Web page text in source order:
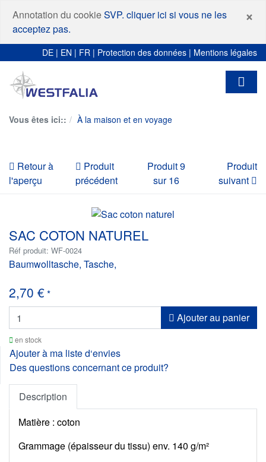
×
Annotation du cookieSVP. cliquer ici si vous ne les
acceptez pas.
DE | EN | FR | Protection des données | Mentions légales
Vous êtes ici:: À la maison et en voyage
Retour à
l'aperçu
Produit
précédent
Produit 9
sur 16
Produit
suivant
SAC COTON NATUREL
Réf produit: WF-0024
Baumwolltasche, Tasche,
2,70 €*
Ajouter au panier
en stock
Ajouter à ma liste d‘envies
Des questions concernant ce produit?
Description
Matière : coton
Grammage (épaisseur du tissu) env. 140 g/m²